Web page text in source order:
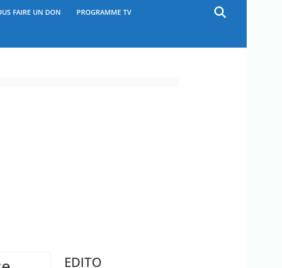
FAIRE UN DON PROGRAMME TV
EDITO